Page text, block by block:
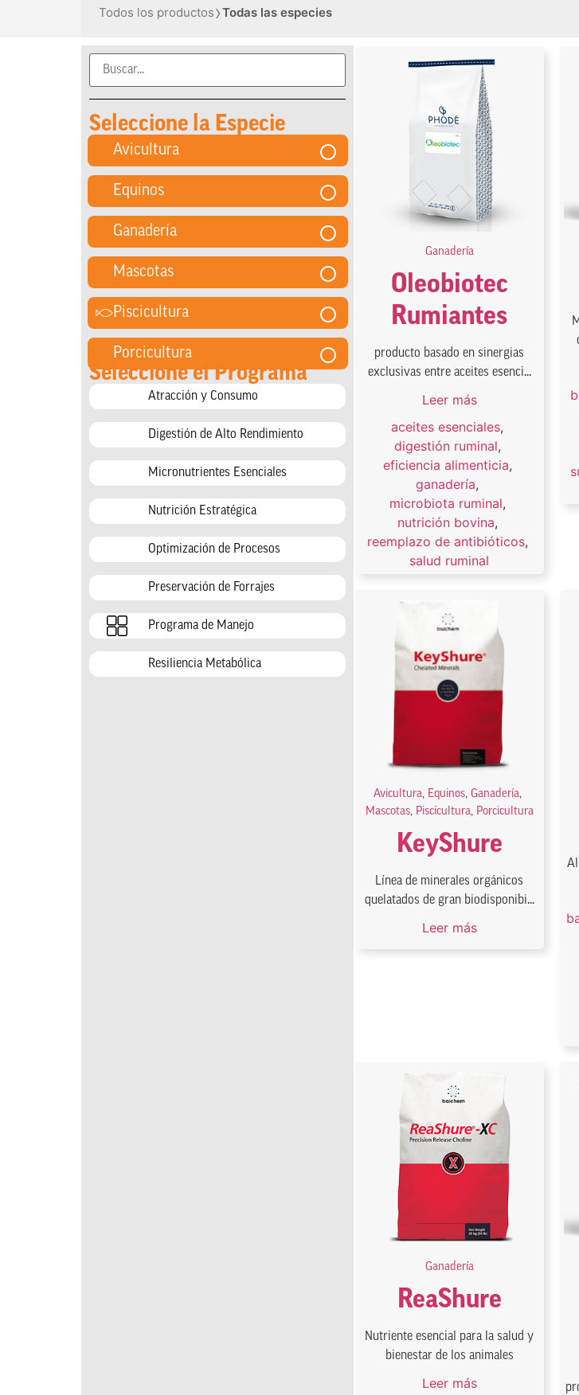
Todos los productos›Todas las especies
Seleccione la Especie
Avicultura
Equinos
Ganadería
Mascotas
Piscicultura
Porcicultura
Seleccione el Programa
Atracción y Consumo
Digestión de Alto Rendimiento
Micronutrientes Esenciales
Nutrición Estratégica
Optimización de Procesos
Preservación de Forrajes
Programa de Manejo
Resiliencia Metabólica
Ganadería
Oleobiotec
Rumiantes
producto basado en sinergias
exclusivas entre aceites esenci...
Leer más
aceites esenciales,
digestión ruminal,
eficiencia alimenticia,
ganadería,
microbiota ruminal,
nutrición bovina,
reemplazo de antibióticos,
salud ruminal
Avicultura, Equinos,Ganadería,
Mascotas, Piscicultura, Porcicultura
KeyShure
Línea de minerales orgánicos
quelatados de gran biodisponibi...
Leer más
Ganadería
ReaShure
Nutriente esencial para la salud y
bienestar de los animales
Leer más